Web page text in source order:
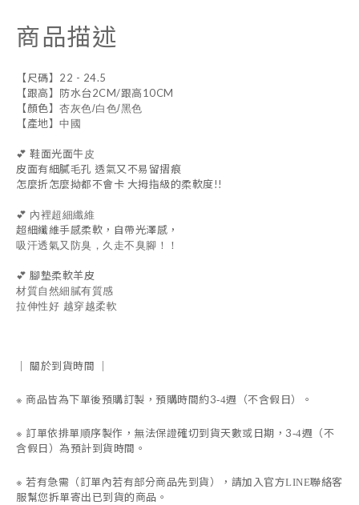
商品描述
【尺碼】22 - 24.5
【跟高】防水台2CM/跟高10CM
【顏色】 杏灰色/白色/黑色
【產地】 中國
💕 鞋面光面牛皮
皮面有細膩毛孔 透氣又不易留摺痕
怎麼折怎麼拗都不會卡 大拇指級的柔軟度!!
💕 內裡超細纖維
超細纖維手感柔軟，自帶光澤感，
吸汗透氣又防臭，久走不臭腳！！
💕 腳墊柔軟羊皮
材質自然細膩有質感
拉伸性好 越穿越柔軟
關於到貨時間
※ 商品皆為下單後預購訂製，預購時間約3-4週（不含假日）。
※ 訂單依排單順序製作，無法保證確切到貨天數或日期， 3-4週（不
含假日）為預計到貨時間。
※ 若有急需（訂單內若有部分商品先到貨），請加入官方LINE聯絡客
服幫您拆單寄出已到貨的商品。